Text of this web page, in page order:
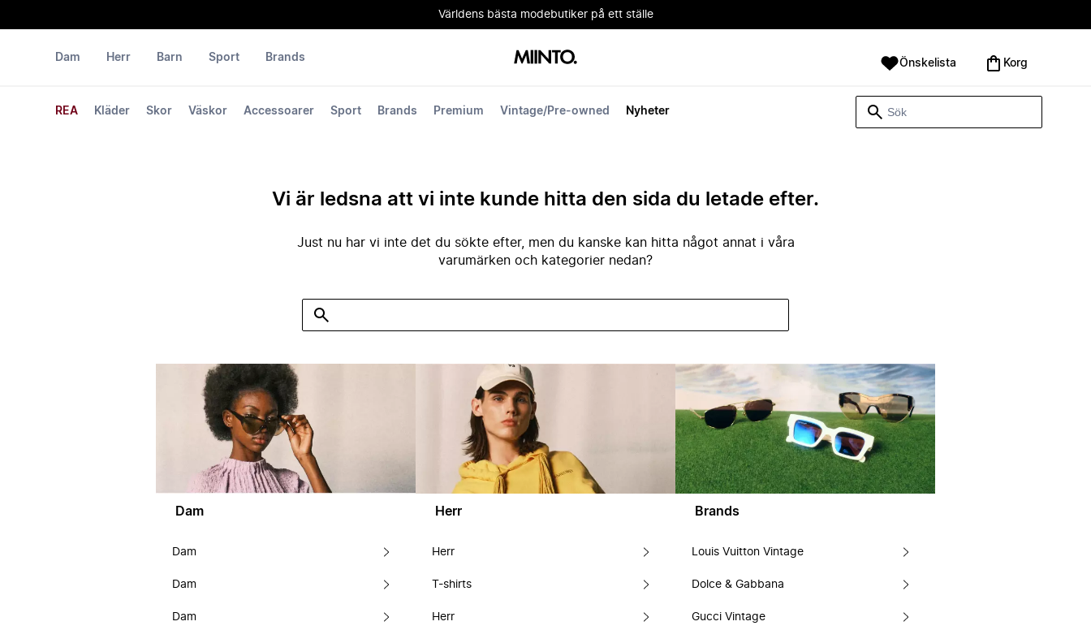
Världens bästa modebutiker på ett ställe
Dam
REA Kläder Skor Väskor Accessoarer Sport Brands Premium Vintage/Pre-owned Nyheter
Herr Barn Sport Brands Önskelista Korg
Vi är ledsna att vi inte kunde hitta den sida du letade efter.
Just nu har vi inte det du sökte efter, men du kanske kan hitta något annat i våra
varumärken och kategorier nedan?
Dam
Dam
Dam
Dam
Herr
Herr
T-shirts
Herr
Brands
Louis Vuitton Vintage
Dolce & Gabbana
Gucci Vintage